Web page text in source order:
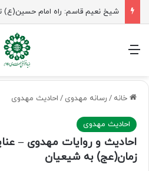
منو
خانه / رسانه مهدوی / احادیث مهدوی
احادیث مهدوی
احادیث و روایات مهدوی –
زمان(عج) به شیعیان